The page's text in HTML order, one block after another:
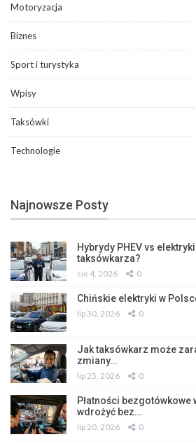
Motoryzacja
Biznes
Sport i turystyka
Wpisy
Taksówki
Technologie
Najnowsze Posty
Hybrydy PHEV vs
taksówkarza?
sie 4, 2026 0
Chińskie elektryki w
lip 30, 2026 0
Jak taksówkarz może
zmiany…
lip 25, 2026 0
Płatności bezgotówkowe
wdrożyć bez…
lip 20, 2026 0